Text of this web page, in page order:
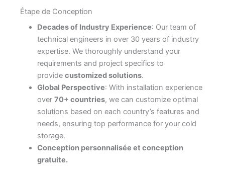
Étape de Conception
Decades of Industry Experience: Our team of
technical engineers in over 30 years of industry
expertise. We thoroughly understand your
requirements and project specifics to
provide customized solutions.
Global Perspective: With installation experience
over 70+ countries, we can customize optimal
solutions based on each country’s features and
needs, ensuring top performance for your cold
storage.
Conception personnalisée et conception
gratuite.